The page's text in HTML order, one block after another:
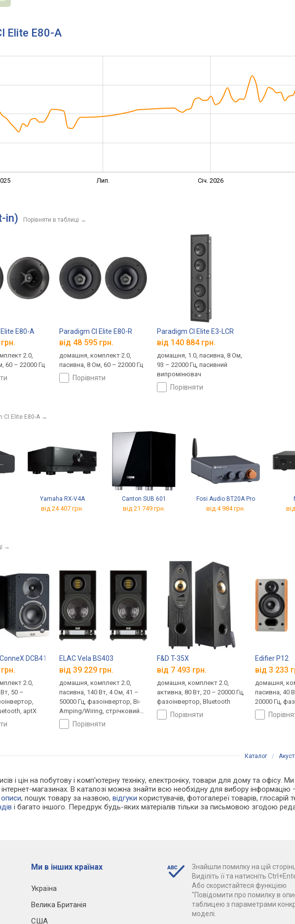
Elite E80-A
Лип. Січ. 2026
in) Порівняти в таблиці →
E80-A
2.0,
60 – 22000 Гц
Paradigm CI Elite E80-R
від 48 595 грн.
домашня, комплект 2.0,
пасивна, 8 Ом, 60 – 22000 Гц
порівняти
Paradigm CI Elite E3-LCR
від 140 884 грн.
домашня, 1.0, пасивна, 8 Ом,
93 – 22000 Гц, пасивний
випромінювач
порівняти
CI Elite E80-A →
Yamaha RX-V4A
від 24 407 грн.
Canton SUB 601
від 21 749 грн.
Fosi Audio BT20A Pro
від 4 984 грн.
→
DCB41
2.0,
50 –
aptX
ELAC Vela BS403
від 39 229 грн.
домашня, комплект 2.0,
пасивна, 140 Вт, 4 Ом, 41 –
50000 Гц, фазоінвертор, Bi-
Amping/Wiring, стрічковий
випромінювач
порівняти
F&D T-35X
від 7 493 грн.
домашня, комплект 2.0,
активна, 80 Вт, 20 – 20000 Гц,
фазоінвертор, Bluetooth
порівняти
Edifier P12
від 3 233
домашня,
пасивна, 40
20000 Гц,
Каталог /
і цін на побутову і комп'ютерну техніку, електроніку, товари для дому та офісу.
магазинах. В каталозі можна знайти всю необхідну для вибору
описи, пошук товару за назвою,відгуки користувачів, фотогалереї товарів, глосарій
і багато іншого. Передрук будь-яких матеріалів тільки за письмовою згодою
Ми в інших країнах
Україна
Велика Британія
США
Знайшли помилку на цій
Виділіть її та натисніть
Або скористайтеся функцією
"Повідомити про помилку в
таблицею з параметрами
моделі.